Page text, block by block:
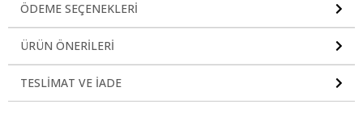
ÖDEME SEÇENEKLERI
ÜRÜN ÖNERILERI
TESLIMAT VE İADE